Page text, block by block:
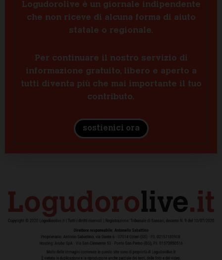
Logudorolive è un giornale indipendente
che non riceve di alcuna forma di aiuto
statale o regionale.
Per continuare il nostro servizio di
informazione gratuito, libero e aperto a
tutti diventa più che mai importante il tuo
contributo.
sostienici ora